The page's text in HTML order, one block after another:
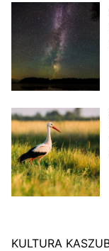
KULTURA